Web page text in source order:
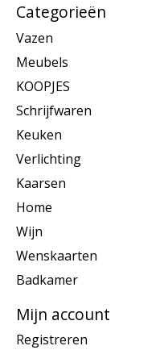
Categorieën
Vazen
Meubels
KOOPJES
Schrijfwaren
Keuken
Verlichting
Kaarsen
Home
Wijn
Wenskaarten
Badkamer
Mijn account
Registreren